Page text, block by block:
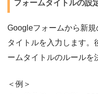
コミュニケーション
フォームタイトルの設
Googleフォームから新
タイトルを入力します。
ームタイトルのルールを
＜例＞